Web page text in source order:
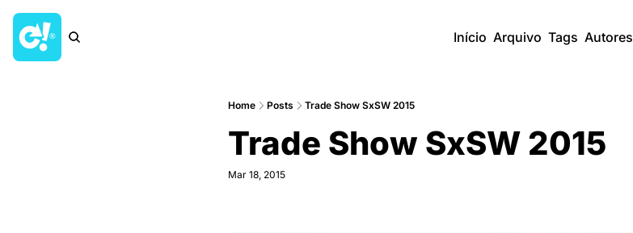
Início Arquivo Tags Autores
Home Posts Trade Show SxSW 2015
Trade Show SxSW 2015
Mar 18, 2015